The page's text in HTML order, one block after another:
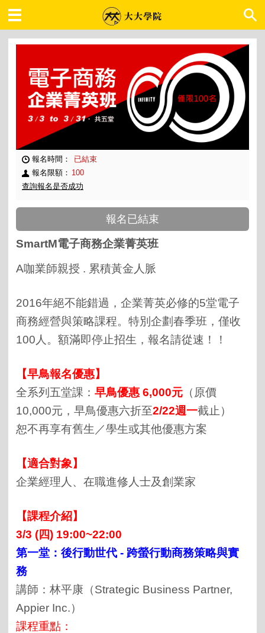
大大學院 職場趨
報名時間：
已結束
報名限額： 100
查詢報名是否成功
報名已結束
SmartM電子商務企業菁英班
A咖業師親授 . 累積黃金人脈
2016年絕不能錯過，企業菁英必修的5堂電子
商務經營與策略課程。特別企劃春季班，僅收
100人。額滿即停止招生，報名請從速！！
【早鳥報名優惠】
全系列五堂課：早鳥優惠 6,000元 （原價
10,000元，早鳥優惠六折至2/22週一截止）
恕不再享有舊生／學生或其他優惠方案
【適合對象】
企業經理人、在職進修人士及創業家
【課程介紹】
3/3 (四) 19:00~22:00
第一堂：後行動世代 - 跨螢行動商務策略與實
務
講師：林平康（Strategic Business Partner,
Appier Inc.）
課程重點：